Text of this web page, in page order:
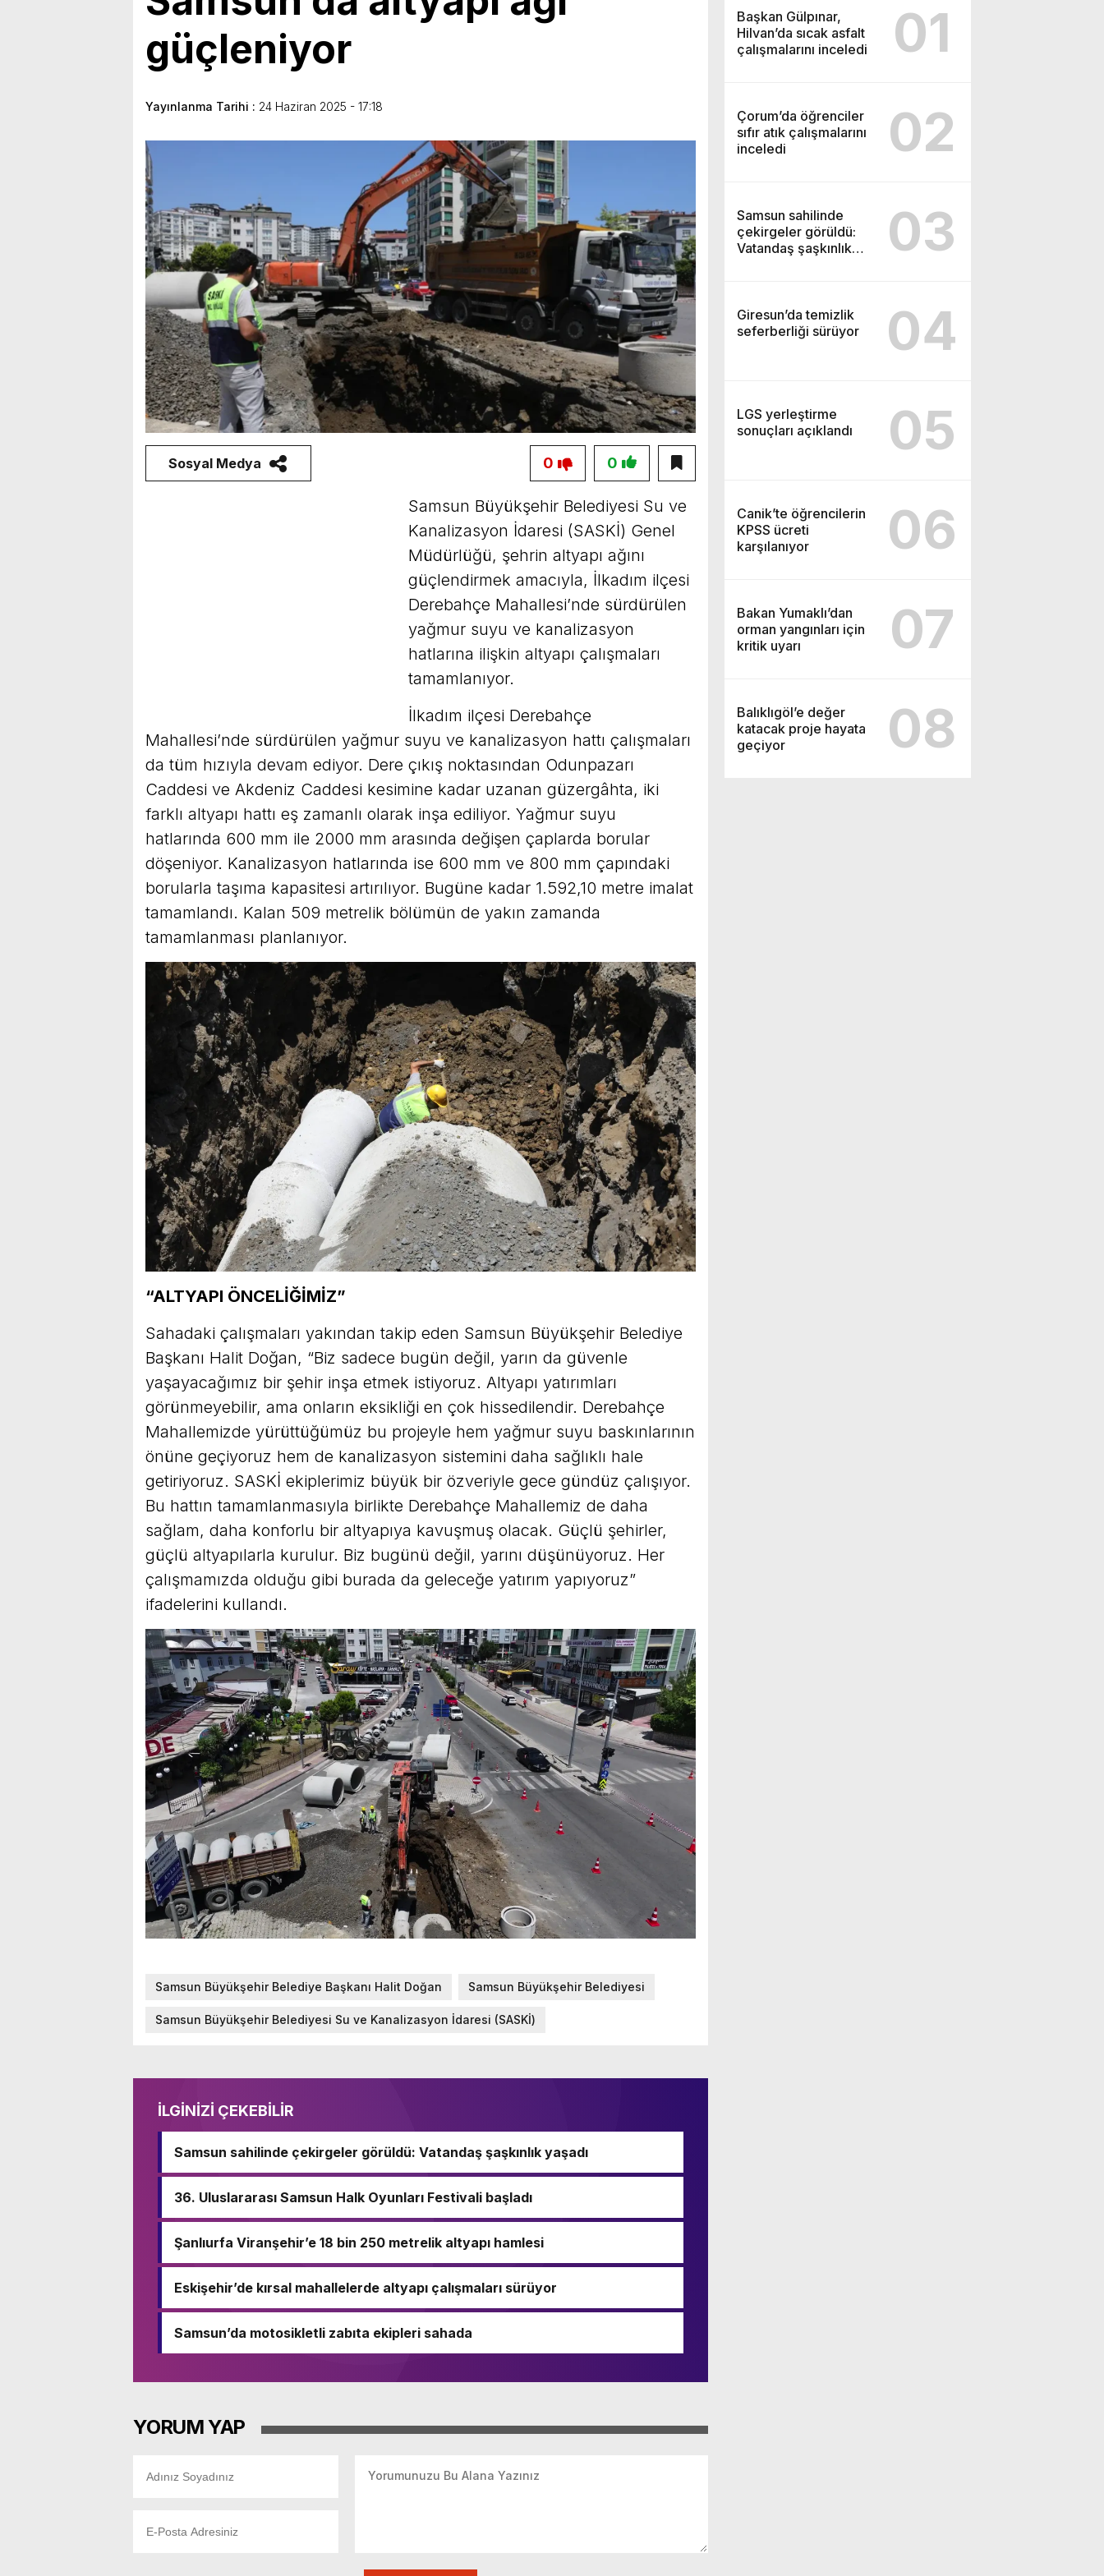
güçleniyor
Yayınlanma Tarihi : 24 Haziran 2025 - 17:18
Sosyal Medya 0
0
Samsun Büyükşehir Belediyesi Su ve
Kanalizasyon İdaresi (SASKİ) Genel
Müdürlüğü, şehrin altyapı ağını
güçlendirmek amacıyla, İlkadım ilçesi
Derebahçe Mahallesi’nde sürdürülen
yağmur suyu ve kanalizasyon
hatlarına ilişkin altyapı çalışmaları
tamamlanıyor.
İlkadım ilçesi Derebahçe
Mahallesi’nde sürdürülen yağmur suyu ve kanalizasyon hattı çalışmaları
da tüm hızıyla devam ediyor. Dere çıkış noktasından Odunpazarı
Caddesi ve Akdeniz Caddesi kesimine kadar uzanan güzergâhta, iki
farklı altyapı hattı eş zamanlı olarak inşa ediliyor. Yağmur suyu
hatlarında 600 mm ile 2000 mm arasında değişen çaplarda borular
döşeniyor. Kanalizasyon hatlarında ise 600 mm ve 800 mm çapındaki
borularla taşıma kapasitesi artırılıyor. Bugüne kadar 1.592,10 metre imalat
tamamlandı. Kalan 509 metrelik bölümün de yakın zamanda
tamamlanması planlanıyor.
“ALTYAPI ÖNCELİĞİMİZ”
Sahadaki çalışmaları yakından takip eden Samsun Büyükşehir Belediye
Başkanı Halit Doğan, “Biz sadece bugün değil, yarın da güvenle
yaşayacağımız bir şehir inşa etmek istiyoruz. Altyapı yatırımları
görünmeyebilir, ama onların eksikliği en çok hissedilendir. Derebahçe
Mahallemizde yürüttüğümüz bu projeyle hem yağmur suyu baskınlarının
önüne geçiyoruz hem de kanalizasyon sistemini daha sağlıklı hale
getiriyoruz. SASKİ ekiplerimiz büyük bir özveriyle gece gündüz çalışıyor.
Bu hattın tamamlanmasıyla birlikte Derebahçe Mahallemiz de daha
sağlam, daha konforlu bir altyapıya kavuşmuş olacak. Güçlü şehirler,
güçlü altyapılarla kurulur. Biz bugünü değil, yarını düşünüyoruz. Her
çalışmamızda olduğu gibi burada da geleceğe yatırım yapıyoruz”
ifadelerini kullandı.
Samsun Büyükşehir Belediye Başkanı Halit Doğan Samsun Büyükşehir Belediyesi
Samsun Büyükşehir Belediyesi Su ve Kanalizasyon İdaresi (SASKİ)
İLGİNİZİ ÇEKEBİLİR
Samsun sahilinde çekirgeler görüldü: Vatandaş şaşkınlık yaşadı
36. Uluslararası Samsun Halk Oyunları Festivali başladı
Şanlıurfa Viranşehir’e 18 bin 250 metrelik altyapı hamlesi
Eskişehir’de kırsal mahallelerde altyapı çalışmaları sürüyor
Samsun’da motosikletli zabıta ekipleri sahada
YORUM YAP
Başkan Gülpınar,
Hilvan’da sıcak asfalt
çalışmalarını inceledi
01
Çorum’da öğrenciler
sıfır atık çalışmalarını
inceledi
02
Samsun sahilinde
çekirgeler görüldü:
Vatandaş şaşkınlık
03
Giresun’da temizlik
seferberliği sürüyor
04
LGS yerleştirme
sonuçları açıklandı
05
Canik’te öğrencilerin
KPSS ücreti
karşılanıyor
06
Bakan Yumaklı’dan
orman yangınları için
kritik uyarı
07
Balıklıgöl’e değer
katacak proje hayata
geçiyor
08